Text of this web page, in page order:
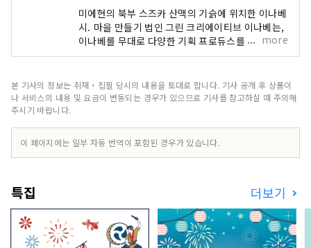
미에현의 북부 스즈카 산맥의 기슭에 위치한 이나베
시. 마을 만들기 법인 그린 크리에이티브 이나베는,
이나베를 무대로 다양한 기획 프로듀스를 실시하고
있습니다. 마을 만들기를 통해 연결된, 냄비에 사는
전망. 이 지역 특유의 음식과 체험, 우리 마을의 매력
을 코디해 여러분께 전해드립니다. 당신의 이나베
more
본 기사의 정보는 취재・집필 당시의 내용을 토대로 합니다. 기사 공개 후 상품이
나 서비스의 내용 및 요금이 변동되는 경우가 있으므로 기사를 참고하실 때 주의해
주시기 바랍니다.
이 페이지에는 일부 자동 번역이 포함된 경우가 있습니다.
특집 더보기